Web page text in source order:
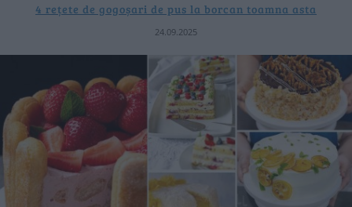
4 rețete de gogoșari de pus la borcan toamna asta
24.09.2025